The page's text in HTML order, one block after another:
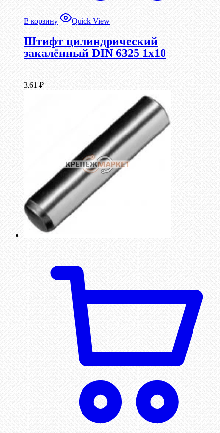
В корзину Quick View
Штифт цилиндрический
закалённый DIN 6325 1х10
3,61 ₽